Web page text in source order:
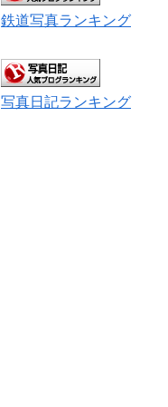
鉄道写真ランキング
写真日記ランキング